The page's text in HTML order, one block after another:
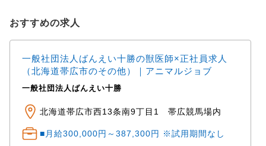
おすすめの求人
一般社団法人ばんえい十勝の獣医師×正社員求人
（北海道帯広市のその他）｜アニマルジョブ
一般社団法人ばんえい十勝
北海道帯広市西13条南9丁目1 帯広競馬場内
■月給300,000円～387,300円 ※試用期間なし